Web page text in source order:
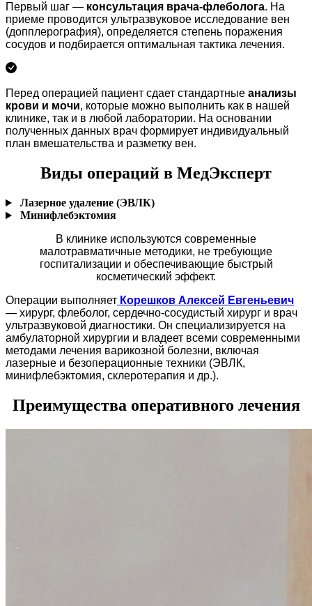
Первый шаг — консультация врача-флеболога. На
приеме проводится ультразвуковое исследование вен
(допплерография), определяется степень поражения
сосудов и подбирается оптимальная тактика лечения.
Перед операцией пациент сдает стандартные анализы
крови и мочи, которые можно выполнить как в нашей
клинике, так и в любой лаборатории. На основании
полученных данных врач формирует индивидуальный
план вмешательства и разметку вен.
Виды операций в МедЭксперт
Лазерное удаление (ЭВЛК)
Минифлебэктомия
В клинике используются современные
малотравматичные методики, не требующие
госпитализации и обеспечивающие быстрый
косметический эффект.
Операции выполняет Корешков Алексей Евгеньевич
— хирург, флеболог, сердечно-сосудистый хирург и врач
ультразвуковой диагностики. Он специализируется на
амбулаторной хирургии и владеет всеми современными
методами лечения варикозной болезни, включая
лазерные и безоперационные техники (ЭВЛК,
минифлебэктомия, склеротерапия и др.).
Преимущества оперативного лечения